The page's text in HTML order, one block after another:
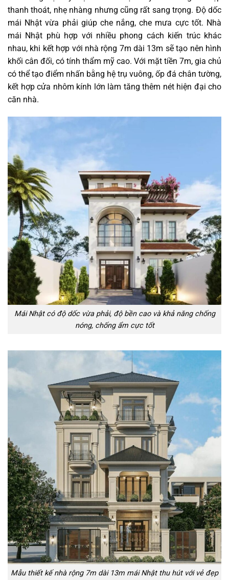
thanh thoát, nhẹ nhàng nhưng cũng rất sang trọng. Độ dốc
mái Nhật vừa phải giúp che nắng, che mưa cực tốt. Nhà
mái Nhật phù hợp với nhiều phong cách kiến trúc khác
nhau, khi kết hợp với nhà rộng 7m dài 13m sẽ tạo nên hình
khối cân đối, có tính thẩm mỹ cao. Với mặt tiền 7m, gia chủ
có thể tạo điểm nhấn bằng hệ trụ vuông, ốp đá chân tường,
kết hợp cửa nhôm kính lớn làm tăng thêm nét hiện đại cho
căn nhà.
Mái Nhật có độ dốc vừa phải, độ bền cao và khả năng chống
nóng, chống ẩm cực tốt
Mẫu thiết kế nhà rộng 7m dài 13m mái Nhật thu hút với vẻ đẹp